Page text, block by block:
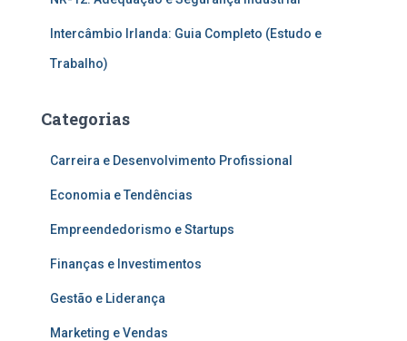
Intercâmbio Irlanda: Guia Completo (Estudo e
Trabalho)
Categorias
Carreira e Desenvolvimento Profissional
Economia e Tendências
Empreendedorismo e Startups
Finanças e Investimentos
Gestão e Liderança
Marketing e Vendas